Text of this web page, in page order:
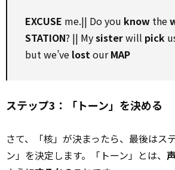
EXCUSE me.|| Do you know the
STATION? || Mysisterwill pick
but we’ve lostourMAP
ステップ3：「トーン」を決める
さて、「核」が決まったら、最後はス
ン」を決定します。「トーン」とは、